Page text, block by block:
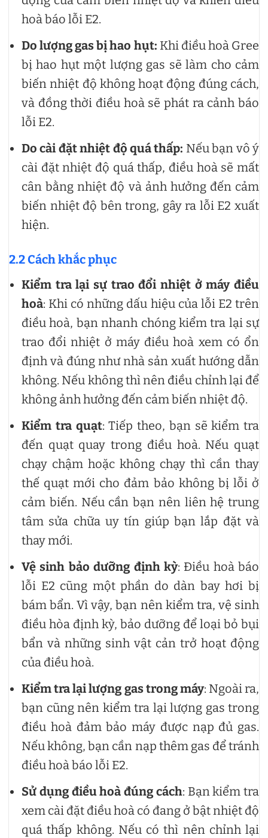
hoà báo lỗi E2.
Do lượng gas bị hao hụt: Khi điều hoà Gree
bị hao hụt một lượng gas sẽ làm cho cảm
biến nhiệt độ không hoạt động đúng cách,
và đồng thời điều hoà sẽ phát ra cảnh báo
lỗi E2.
Do cài đặt nhiệt độ quá thấp: Nếu bạn vô ý
cài đặt nhiệt độ quá thấp, điều hoà sẽ mất
cân bằng nhiệt độ và ảnh hưởng đến cảm
biến nhiệt độ bên trong, gây ra lỗi E2 xuất
hiện.
2.2 Cách khắc phục
Kiểm tra lại sự trao đổi nhiệt ở máy điều
hoà: Khi có những dấu hiệu của lỗi E2 trên
điều hoà, bạn nhanh chóng kiểm tra lại sự
trao đổi nhiệt ở máy điều hoà xem có ổn
định và đúng như nhà sản xuất hướng dẫn
không. Nếu không thì nên điều chỉnh lại để
không ảnh hưởng đến cảm biến nhiệt độ.
Kiểm tra quạt: Tiếp theo, bạn sẽ kiểm tra
đến quạt quay trong điều hoà. Nếu quạt
chạy chậm hoặc không chạy thì cần thay
thế quạt mới cho đảm bảo không bị lỗi ở
cảm biến. Nếu cần bạn nên liên hệ trung
tâm sửa chữa uy tín giúp bạn lắp đặt và
thay mới.
Vệ sinh bảo dưỡng định kỳ: Điều hoà báo
lỗi E2 cũng một phần do dàn bay hơi bị
bám bẩn. Vì vậy, bạn nên kiểm tra, vệ sinh
điều hòa định kỳ, bảo dưỡng để loại bỏ bụi
bẩn và những sinh vật cản trở hoạt động
của điều hoà.
Kiểm tra lại lượng gas trong máy: Ngoài ra,
bạn cũng nên kiểm tra lại lượng gas trong
điều hoà đảm bảo máy được nạp đủ gas.
Nếu không, bạn cần nạp thêm gas để tránh
điều hoà báo lỗi E2.
Sử dụng điều hoà đúng cách: Bạn kiểm tra
xem cài đặt điều hoà có đang ở bật nhiệt độ
quá thấp không. Nếu có thì nên chỉnh lại